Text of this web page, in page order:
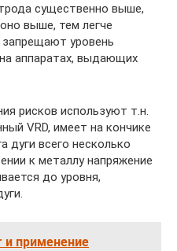
существенно выше,
выше, тем легче
уровень
аппаратах, выдающих
рисков используют т.н.
VRD, имеет на кончике
дуги всего несколько
к металлу напряжение
до уровня,
и применение